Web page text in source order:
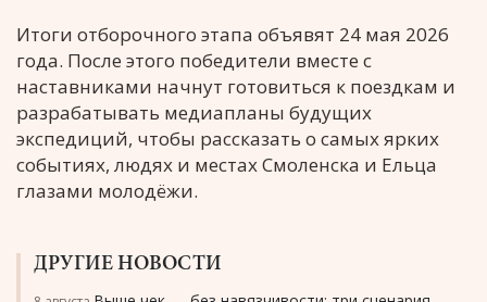
Итоги отборочного этапа объявят 24 мая 2026
года. После этого победители вместе с
наставниками начнут готовиться к поездкам и
разрабатывать медиапланы будущих
экспедиций, чтобы рассказать о самых ярких
событиях, людях и местах Смоленска и Ельца
глазами молодёжи.
ДРУГИЕ НОВОСТИ